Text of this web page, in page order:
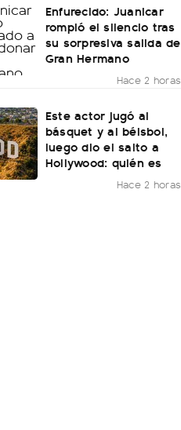
Enfurecido: Juanicar
rompió el silencio tras
su sorpresiva salida de
Gran Hermano
Hace 2 horas
Este actor jugó al
básquet y al béisbol,
luego dio el salto a
Hollywood: quién es
Hace 2 horas